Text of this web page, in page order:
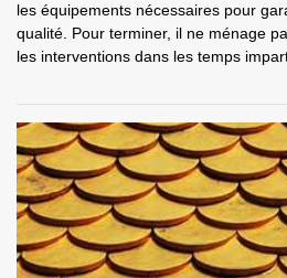
les équipements nécessaires pour
qualité. Pour terminer, il ne ménage
les interventions dans les temps